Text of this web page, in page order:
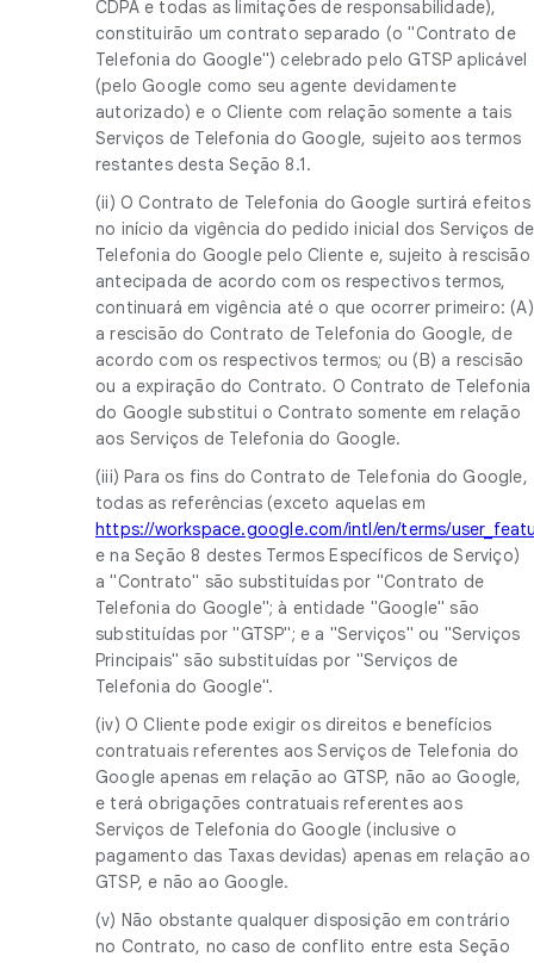
CDPA e todas as limitações de responsabilidade),
constituirão um contrato separado (o "Contrato de
Telefonia do Google") celebrado pelo GTSP aplicável
(pelo Google como seu agente devidamente
autorizado) e o Cliente com relação somente a tais
Serviços de Telefonia do Google, sujeito aos termos
restantes desta Seção 8.1.
(ii) O Contrato de Telefonia do Google surtirá efeitos
no início da vigência do pedido inicial dos Serviços de
Telefonia do Google pelo Cliente e, sujeito à rescisão
antecipada de acordo com os respectivos termos,
continuará em vigência até o que ocorrer primeiro: (A)
a rescisão do Contrato de Telefonia do Google, de
acordo com os respectivos termos; ou (B) a rescisão
ou a expiração do Contrato. O Contrato de Telefonia
do Google substitui o Contrato somente em relação
aos Serviços de Telefonia do Google.
(iii) Para os fins do Contrato de Telefonia do Google,
todas as referências (exceto aquelas em
https://workspace.google.com/intl/en/terms/
e na Seção 8 destes Termos Específicos de Serviço)
a "Contrato" são substituídas por "Contrato de
Telefonia do Google"; à entidade "Google" são
substituídas por "GTSP"; e a "Serviços" ou "Serviços
Principais" são substituídas por "Serviços de
Telefonia do Google".
(iv) O Cliente pode exigir os direitos e benefícios
contratuais referentes aos Serviços de Telefonia do
Google apenas em relação ao GTSP, não ao Google,
e terá obrigações contratuais referentes aos
Serviços de Telefonia do Google (inclusive o
pagamento das Taxas devidas) apenas em relação ao
GTSP, e não ao Google.
(v) Não obstante qualquer disposição em contrário
no Contrato, no caso de conflito entre esta Seção